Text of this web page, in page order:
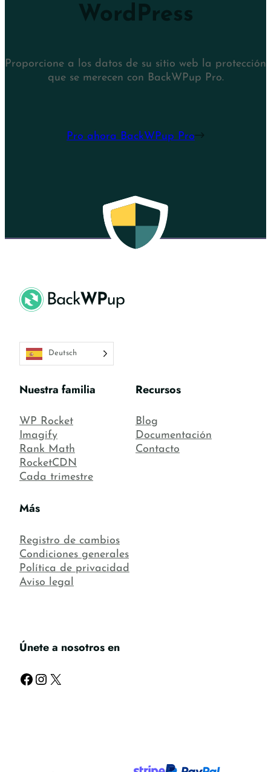
WordPress
Proporcione a los datos de su sitio web la protección
que se merecen con BackWPup Pro.
Pro ahora BackWPup Pro
Deutsch
Nuestra familia
WP Rocket
Imagify
Rank Math
RocketCDN
Cada trimestre
Recursos
Blog
Documentación
Contacto
Más
Registro de cambios
Condiciones generales
Política de privacidad
Aviso legal
Únete a nosotros en
Facebook Instagram X